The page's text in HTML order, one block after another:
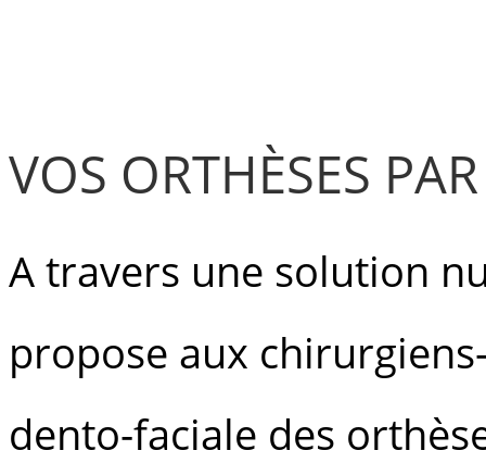
VOS ORTHÈSES
A travers une solution
propose aux
dento-faciale des